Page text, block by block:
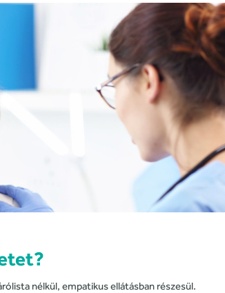
nélkül, empatikus ellátásban részesül.